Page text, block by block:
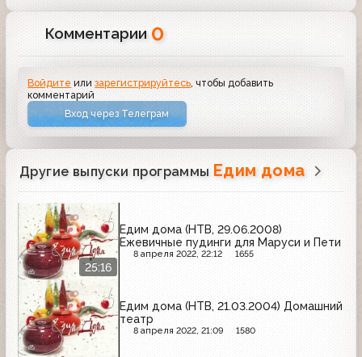
Комментарии 0
Войдите илизарегистрируйтесь , чтобы добавить
комментарий
Вход через Телеграм
Другие выпуски программы Едим дома
25:16
Едим дома (НТВ, 29.06.2008)
Ежевичные пудинги для Маруси и Пети
8 апреля 2022, 22:12 1655
Едим дома (НТВ, 21.03.2004) Домашний
театр
8 апреля 2022, 21:09 1580